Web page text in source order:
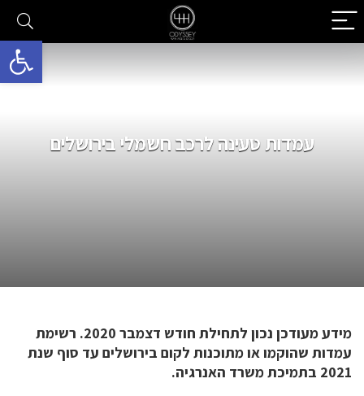
פתח
עמדות טעינה לרכב חשמלי בירושלים
מידע מעודכן נכון לתחילת חודש דצמבר 2020. רשימת
עמדות שהוקמו או מתוכנות לקום בירושלים עד סוף שנת
2021 בתמיכת משרד האנרגיה.